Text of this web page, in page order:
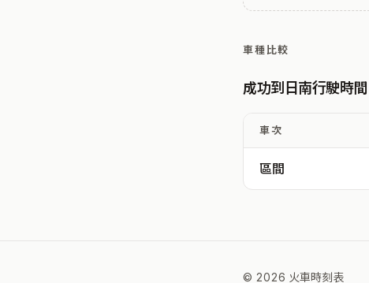
車種比較
成功到日南行駛時間
車次
區間
© 2026 火車時刻表